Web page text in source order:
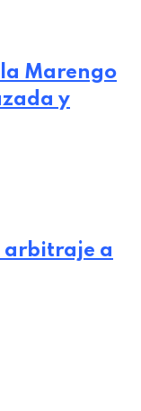
Marengo
y
arbitraje a